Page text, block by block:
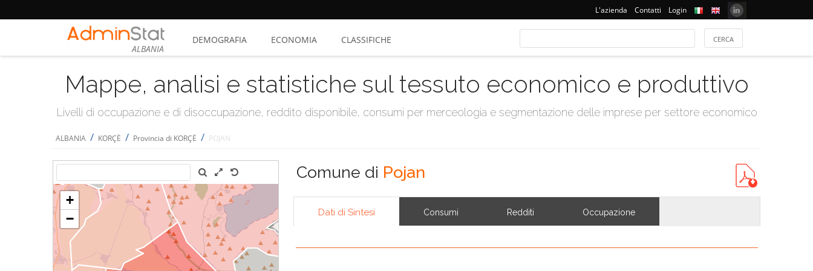
L'azienda Contatti Login
ALBANIA
DEMOGRAFIA ECONOMIA CLASSIFICHE
Mappe, analisi e statistiche sul tessuto economico e produttivo
Livelli di occupazione e di disoccupazione, reddito disponibile, consumi per merceologia e segmentazione delle imprese per settore economico
ALBANIA / KORÇË / Provincia di KORÇË / POJAN
Comune di Pojan
Dati di Sintesi Consumi Redditi Occupazione